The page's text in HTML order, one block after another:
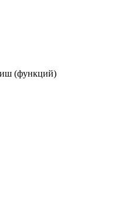
(функций)